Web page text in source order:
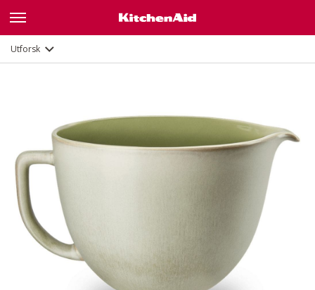
Utforsk